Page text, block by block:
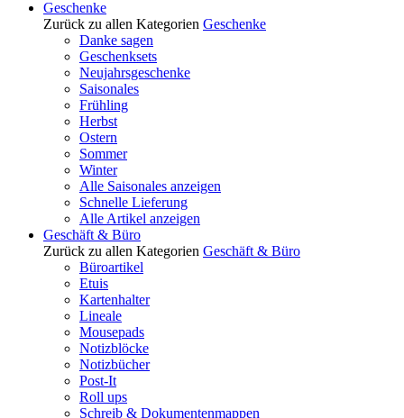
Geschenke
Zurück zu allen Kategorien Geschenke
Danke sagen
Geschenksets
Neujahrsgeschenke
Saisonales
Frühling
Herbst
Ostern
Sommer
Winter
Alle Saisonales anzeigen
Schnelle Lieferung
Alle Artikel anzeigen
Geschäft & Büro
Zurück zu allen Kategorien Geschäft & Büro
Büroartikel
Etuis
Kartenhalter
Lineale
Mousepads
Notizblöcke
Notizbücher
Post-It
Roll ups
Schreib & Dokumentenmappen